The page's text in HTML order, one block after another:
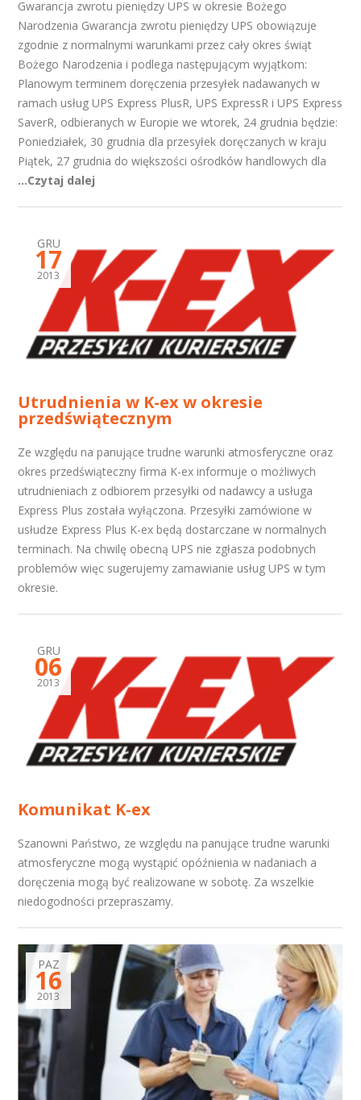
Gwarancja zwrotu pieniędzy UPS w okresie Bożego
Narodzenia Gwarancja zwrotu pieniędzy UPS obowiązuje
zgodnie z normalnymi warunkami przez cały okres świąt
Bożego Narodzenia i podlega następującym wyjątkom:
Planowym terminem doręczenia przesyłek nadawanych w
ramach usług UPS Express PlusR, UPS ExpressR i UPS Express
SaverR, odbieranych w Europie we wtorek, 24 grudnia będzie:
Poniedziałek, 30 grudnia dla przesyłek doręczanych w kraju
Piątek, 27 grudnia do większości ośrodków handlowych dla
...Czytaj dalej
GRU
17
2013
Utrudnienia w K-ex w okresie
przedświątecznym
Ze względu na panujące trudne warunki atmosferyczne oraz
okres przedświąteczny firma K-ex informuje o możliwych
utrudnieniach z odbiorem przesyłki od nadawcy a usługa
Express Plus została wyłączona. Przesyłki zamówione w
usłudze Express Plus K-ex będą dostarczane w normalnych
terminach. Na chwilę obecną UPS nie zgłasza podobnych
problemów więc sugerujemy zamawianie usług UPS w tym
okresie.
GRU
06
2013
Komunikat K-ex
Szanowni Państwo, ze względu na panujące trudne warunki
atmosferyczne mogą wystąpić opóźnienia w nadaniach a
doręczenia mogą być realizowane w sobotę. Za wszelkie
niedogodności przepraszamy.
PAZ
16
2013